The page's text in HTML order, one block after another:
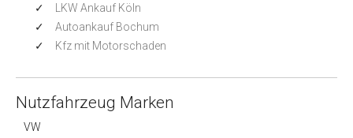
LKW Ankauf Köln
Autoankauf Bochum
Kfz mit Motorschaden
Nutzfahrzeug Marken
VW